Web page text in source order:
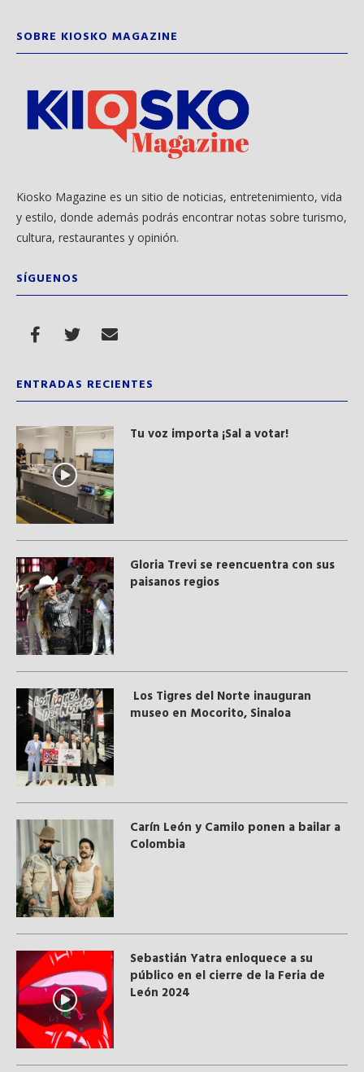
SOBRE KIOSKO MAGAZINE
Kiosko Magazine es un sitio de noticias, entretenimiento, vida
y estilo, donde además podrás encontrar notas sobre turismo,
cultura, restaurantes y opinión.
SÍGUENOS
ENTRADAS RECIENTES
Tu voz importa ¡Sal a votar!
Gloria Trevi se reencuentra con sus
paisanos regios
Los Tigres del Norte inauguran
museo en Mocorito, Sinaloa
Carín León y Camilo ponen a bailar a
Colombia
Sebastián Yatra enloquece a su
público en el cierre de la Feria de
León 2024